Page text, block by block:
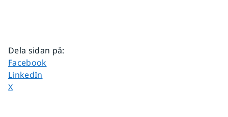
Dela sidan på:
Dela sidan på
Facebook
Dela sidan på
LinkedIn
Dela sidan på
X